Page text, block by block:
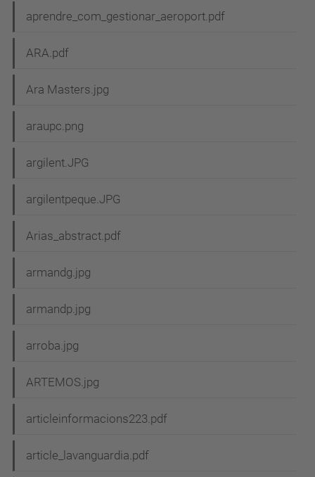
aprendre_com_gestionar_aeroport.pdf
ARA.pdf
Ara Masters.jpg
araupc.png
argilent.JPG
argilentpeque.JPG
Arias_abstract.pdf
armandg.jpg
armandp.jpg
arroba.jpg
ARTEMOS.jpg
articleinformacions223.pdf
article_lavanguardia.pdf